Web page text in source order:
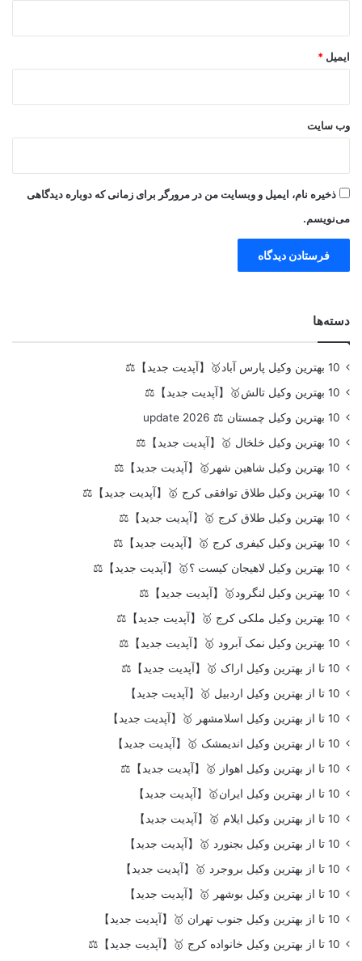
ایمیل *
وب‌ سایت
ذخیره نام، ایمیل و وبسایت من در مرورگر برای زمانی که دوباره دیدگاهی
می‌نویسم.
دسته‌ها
10 بهترین وکیل پارس آباد🥇【آپدیت جدید】⚖️
10 بهترین وکیل تالش🥇【آپدیت جدید】⚖️
10 بهترین وکیل چمستان ⚖️ update 2026
10 بهترین وکیل خلخال 🥇【آپدیت جدید】⚖️
10 بهترین وکیل شاهین شهر🥇【آپدیت جدید】⚖️
10 بهترین وکیل طلاق توافقی کرج 🥇【آپدیت جدید】⚖️
10 بهترین وکیل طلاق کرج 🥇【آپدیت جدید】⚖️
10 بهترین وکیل کیفری کرج 🥇【آپدیت جدید】⚖️
10 بهترین وکیل لاهیجان کیست ؟🥇【آپدیت جدید】⚖️
10 بهترین وکیل لنگرود🥇【آپدیت جدید】⚖️
10 بهترین وکیل ملکی کرج 🥇【آپدیت جدید】⚖️
10 بهترین وکیل نمک آبرود 🥇【آپدیت جدید】⚖️
10 تا از بهترین وکیل اراک 🥇【آپدیت جدید】⚖️
10 تا از بهترین وکیل اردبیل 🥇【آپدیت جدید】
10 تا از بهترین وکیل اسلامشهر 🥇【آپدیت جدید】
10 تا از بهترین وکیل اندیمشک 🥇【آپدیت جدید】
10 تا از بهترین وکیل اهواز 🥇【آپدیت جدید】⚖️
10 تا از بهترین وکیل ایران🥇【آپدیت جدید】
10 تا از بهترین وکیل ایلام 🥇【آپدیت جدید】
10 تا از بهترین وکیل بجنورد 🥇【آپدیت جدید】
10 تا از بهترین وکیل بروجرد 🥇【آپدیت جدید】
10 تا از بهترین وکیل بوشهر 🥇【آپدیت جدید】
10 تا از بهترین وکیل جنوب تهران 🥇【آپدیت جدید】
10 تا از بهترین وکیل خانواده کرج 🥇【آپدیت جدید】⚖️